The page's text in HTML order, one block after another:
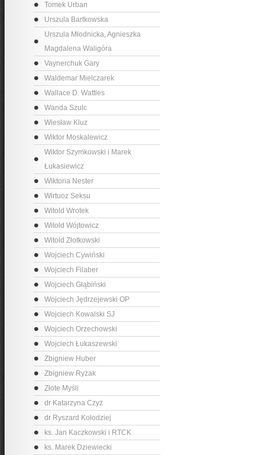
Tomek Urban
Urszula Bartkowska
Urszula Młodnicka, Agnieszka
Magdalena Waligóra
Vaynerchuk Gary
Waldemar Mielczarek
Wallace D. Wattles
Wanda Szulc
Wiesław Kluz
Wiktor Moskalewicz
Wiktor Szymkowski i Marek
Łukasiewicz
Wiktoria Nester
Wirtuoz Seksu
Witold Wrotek
Witold Wójtowicz
Witold Złotkowski
Wojciech Cywiński
Wojciech Filaber
Wojciech Głąbiński
Wojciech Jędrzejewski OP
Wojciech Kowalski SJ
Wojciech Orzechowski
Wojciech Łukaszewski
Zbigniew Huber
Zbigniew Ryżak
Złote Myśli
dr Katarzyna Czyż
dr Ryszard Kołodziej
ks. Jan Kaczkowski i RTCK
ks. Marek Dziewiecki